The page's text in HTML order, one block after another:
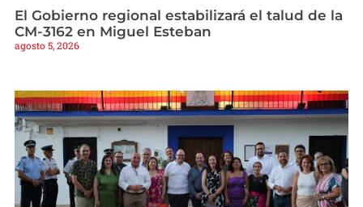
El Gobierno regional estabilizará el talud de la
CM-3162 en Miguel Esteban
agosto 5, 2026